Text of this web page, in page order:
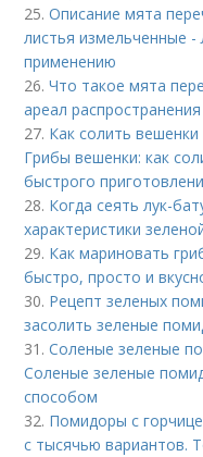
25.Описание мята
листья измельченные -
применению
26.Что такое мята
ареал
27. Как солить
Грибы вешенки: как
быстрого
28. Когда сеять лук-
характеристики
29. Как мариновать
быстро, просто и
30. Рецепт зеленых
засолить зеленые
31.Соленые зеленые
Соленые зеленые
способом
32. Помидоры с
с тысячью вариантов.